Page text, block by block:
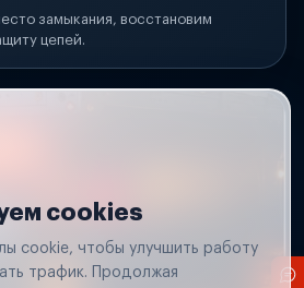
замыкания, восстановим
цепей.
cookies
cookie, чтобы улучшить работу
трафик. Продолжая